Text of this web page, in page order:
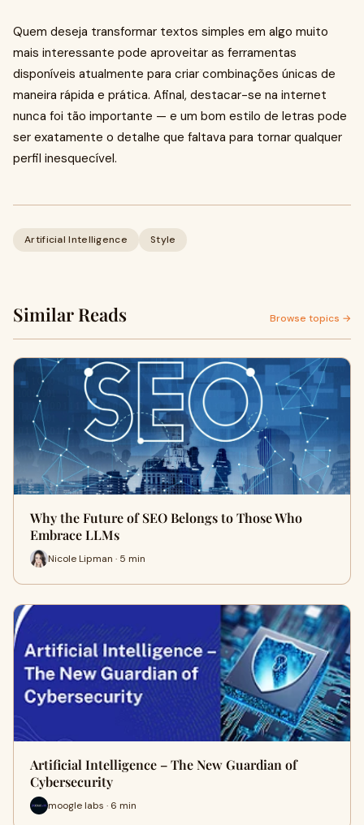
Quem deseja transformar textos simples em algo muito
mais interessante pode aproveitar as ferramentas
disponíveis atualmente para criar combinações únicas de
maneira rápida e prática. Afinal, destacar-se na internet
nunca foi tão importante — e um bom estilo de letras pode
ser exatamente o detalhe que faltava para tornar qualquer
perfil inesquecível.
Artificial Intelligence Style
Similar Reads Browse topics →
Why the Future of SEO Belongs to Those Who
Embrace LLMs
Nicole Lipman · 5 min
Artificial Intelligence – The New Guardian of
Cybersecurity
moogle labs · 6 min